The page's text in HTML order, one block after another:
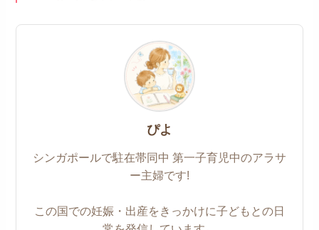
ぴよ
シンガポールで駐在帯同中 第一子育児中のアラサ
ー主婦です!
この国での妊娠・出産をきっかけに子どもとの日